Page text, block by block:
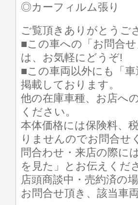
◎カーフィルム張り
ご覧頂きありがとうご
■この車への「お問合
は、お気軽にどうぞ!
■この車両以外にも「
掲載しております。
他の在庫車種、お店へ
ください。
本体価格には保険料、
りませんのでお問合せ
問合わせ・来店の際に
を見た」とお伝えくだ
店頭商談中・売約済の
お問合せ頂き、該当車